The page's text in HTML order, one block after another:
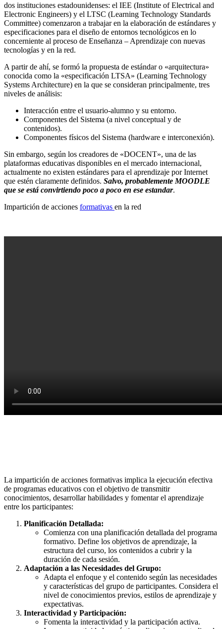
dos instituciones estadounidenses: el IEE (Institute of Electrical and
Electronic Engineers) y el LTSC (Learning Technology Standards
Committee) comenzaron a trabajar en la elaboración de estándares y
especificaciones para el diseño de entornos tecnológicos en lo
concerniente al proceso de Enseñanza – Aprendizaje con nuevas
tecnologías y en la red.
A partir de ahí, se formó la propuesta de estándar o «arquitectura»
conocida como la «especificación LTSA» (Learning Technology
Systems Architecture) en la que se consideran principalmente, tres
niveles de análisis:
Interacción entre el usuario-alumno y su entorno.
Componentes del Sistema (a nivel conceptual y de
contenidos).
Componentes físicos del Sistema (hardware e interconexión).
Sin embargo, según los creadores de «DOCENT», una de las
plataformas educativas disponibles en el mercado internacional,
actualmente no existen estándares para el aprendizaje por Internet
que estén claramente definidos. Salvo, probablemente MOODLE
que se está convirtiendo poco a poco en ese estandar.
Impartición de acciones formativas en la red
La impartición de acciones formativas implica la ejecución efectiva
de programas educativos con el objetivo de transmitir
conocimientos, desarrollar habilidades y fomentar el aprendizaje
entre los participantes:
Planificación Detallada:
Comienza con una planificación detallada del programa
formativo. Define los objetivos de aprendizaje, la
estructura del curso, los contenidos a cubrir y la
duración de cada sesión.
Adaptación a las Necesidades del Grupo:
Adapta el enfoque y el contenido según las necesidades
y características del grupo de participantes. Considera el
nivel de conocimientos previos, estilos de aprendizaje y
expectativas.
Interactividad y Participación:
Fomenta la interactividad y la participación activa.